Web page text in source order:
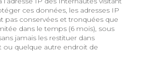
ces données, les adresses IP
pas conservées et tronquées que
dans le temps (6 mois), sous
jamais les restituer dans
ou quelque autre endroit de